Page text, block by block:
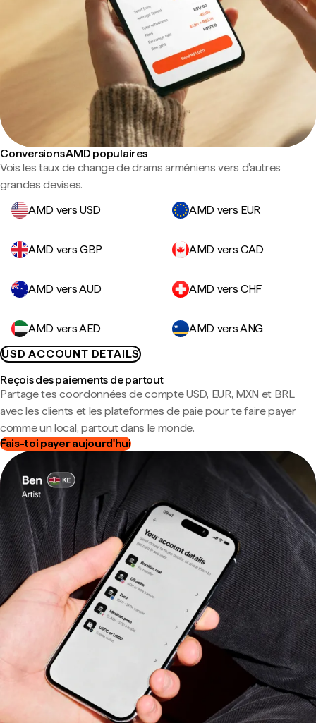
Conversions AMD populaires
Vois les taux de change de drams arméniens vers d'autres
grandes devises.
AMD vers USD
AMD vers EUR
AMD vers GBP AMD vers CAD
AMD vers AUD AMD vers CHF
AMD vers AED
AMD vers ANG
USD ACCOUNT DETAILS
Reçois des paiements de partout
Partage tes coordonnées de compte USD, EUR, MXN et BRL
avec les clients et les plateformes de paie pour te faire payer
comme un local, partout dans le monde.
Fais-toi payer aujourd'hui